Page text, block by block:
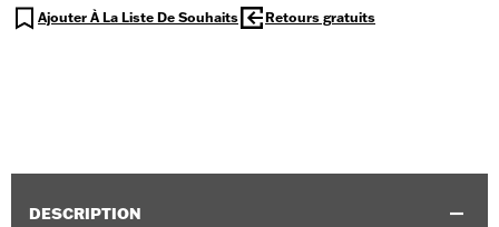
Ajouter À La Liste De Souhaits Retours gratuits
DESCRIPTION